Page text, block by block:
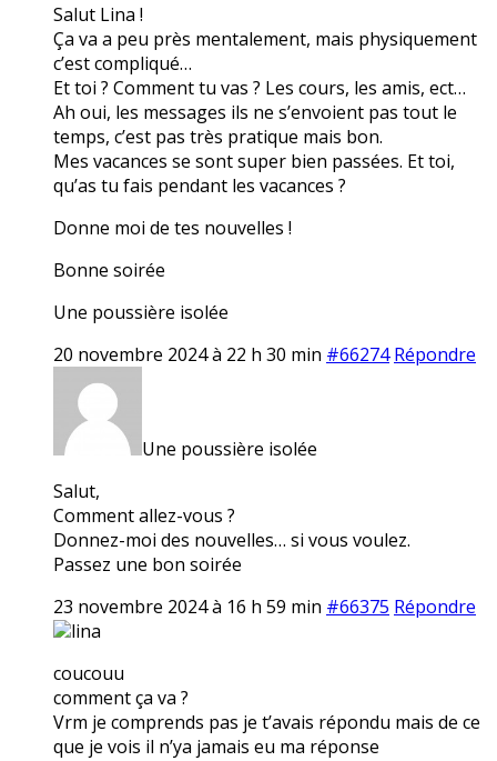
Salut Lina !
Ça va a peu près mentalement, mais physiquement
c’est compliqué…
Et toi ? Comment tu vas ? Les cours, les amis, ect…
Ah oui, les messages ils ne s’envoient pas tout le
temps, c’est pas très pratique mais bon.
Mes vacances se sont super bien passées. Et toi,
qu’as tu fais pendant les vacances ?
Donne moi de tes nouvelles !
Bonne soirée
Une poussière isolée
20 novembre 2024 à 22 h 30 min #66274 Répondre
Une poussière isolée
Salut,
Comment allez-vous ?
Donnez-moi des nouvelles… si vous voulez.
Passez une bon soirée
23 novembre 2024 à 16 h 59 min #66375 Répondre
lina
coucouu
comment ça va ?
Vrm je comprends pas je t’avais répondu mais de ce
que je vois il n’ya jamais eu ma réponse